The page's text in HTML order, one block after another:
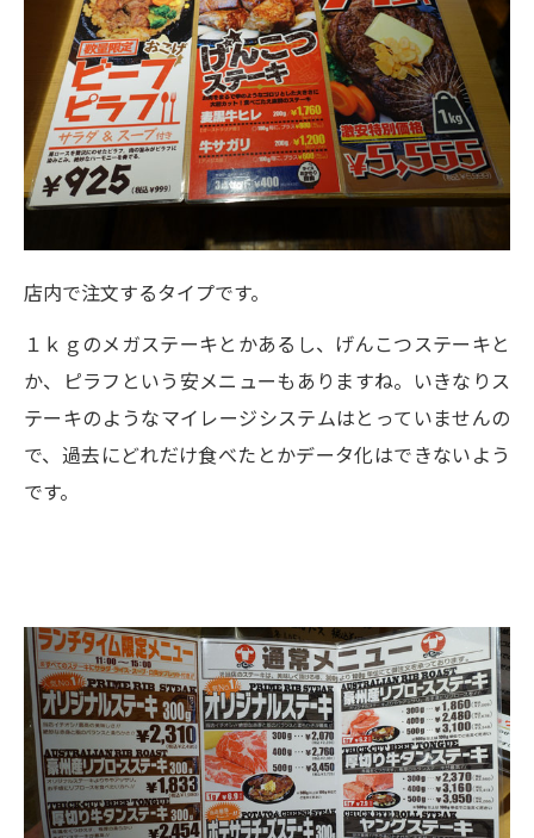
店内で注文するタイプです。
１ｋｇのメガステーキとかあるし、げんこつステーキと
か、ピラフという安メニューもありますね。いきなりス
テーキのようなマイレージシステムはとっていませんの
で、過去にどれだけ食べたとかデータ化はできないよう
です。